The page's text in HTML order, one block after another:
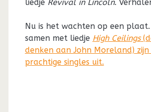
liedje Revival in Lincoln.
Nu is het wachten op een
samen met liedje High Ceilings
denken aan John Moreland)
prachtige singles uit.